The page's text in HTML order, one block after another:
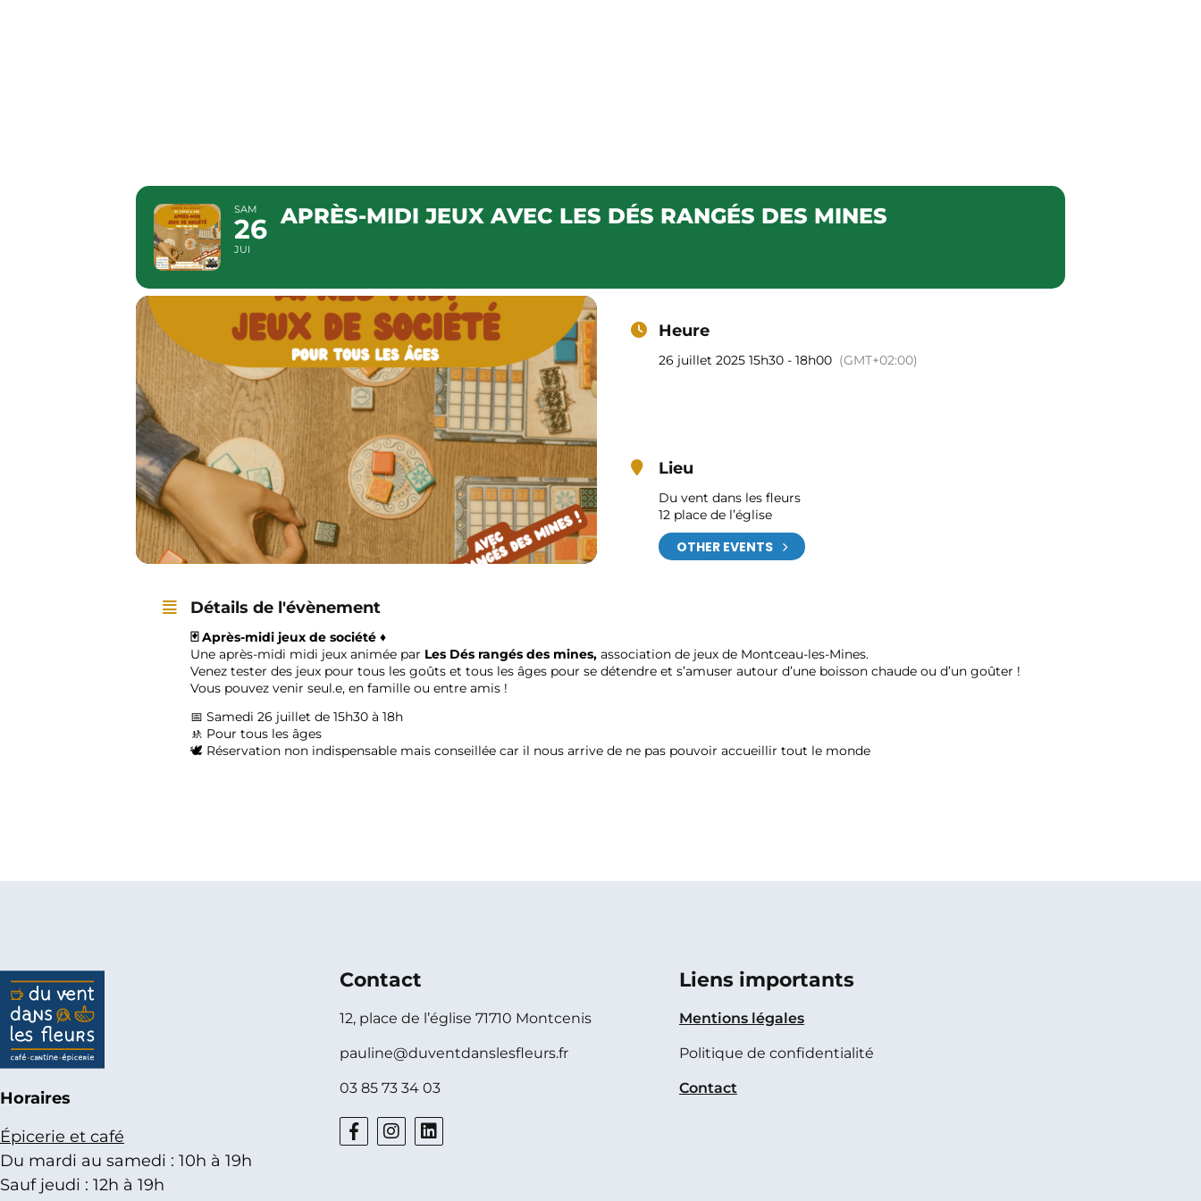
SAM
26
JUI
APRÈS-MIDI JEUX AVEC LES DÉS RANGÉS DES MINES
Heure
26 juillet 2025 15h30 - 18h00 (GMT+02:00)
Lieu
Du vent dans les fleurs
12 place de l’église
OTHER EVENTS
Détails de l'évènement
🃏 Après-midi jeux de société ♦️
Une après-midi midi jeux animée par Les Dés rangés des mines, association de jeux de Montceau-les-Mines.
Venez tester des jeux pour tous les goûts et tous les âges pour se détendre et s’amuser autour d’une boisson chaude ou d’un goûter !
Vous pouvez venir seul.e, en famille ou entre amis !
📅 Samedi 26 juillet de 15h30 à 18h
🚸 Pour tous les âges
🕊️ Réservation non indispensable mais conseillée car il nous arrive de ne pas pouvoir accueillir tout le monde
Horaires
Épicerie et café
Du mardi au samedi : 10h à 19h
Sauf jeudi : 12h à 19h
Contact
12, place de l’église 71710 Montcenis
pauline@duventdanslesfleurs.fr
03 85 73 34 03
Liens importants
Mentions légales
Politique de confidentialité
Contact